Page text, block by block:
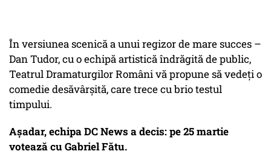
În versiunea scenică a unui regizor de mare succes –
Dan Tudor, cu o echipă artistică îndrăgită de public,
Teatrul Dramaturgilor Români vă propune să vedeți o
comedie desăvârșită, care trece cu brio testul
timpului.
Așadar, echipa DC News a decis: pe 25 martie
votează cu Gabriel Fătu.